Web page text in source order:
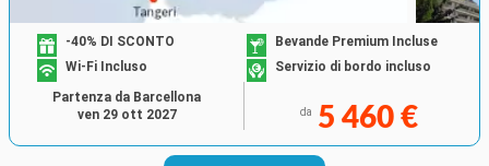
-40% DI SCONTO
Bevande Premium Incluse
Wi-Fi Incluso
Servizio di bordo incluso
da 5 460 €
Partenza da Barcellona
ven 29 ott 2027